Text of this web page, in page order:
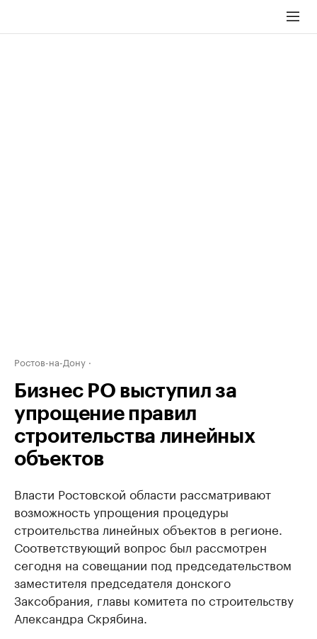
Ростов-на-Дону
Бизнес РО выступил за
упрощение правил
строительства линейных
объектов
Власти Ростовской области рассматривают
возможность упрощения процедуры
строительства линейных объектов в регионе.
Соответствующий вопрос был рассмотрен
сегодня на совещании под председательством
заместителя председателя донского
Заксобрания, главы комитета по строительству
Александра Скрябина.